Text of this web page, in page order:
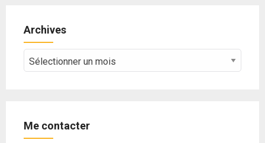
Archives
Archives
Me contacter